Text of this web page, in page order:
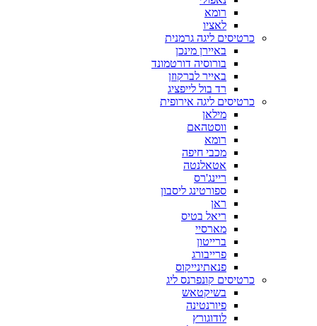
רומא
לאציו
כרטיסים ליגה גרמנית
באיירן מינכן
בורוסיה דורטמונד
באייר לברקוזן
רד בול לייפציג
כרטיסים ליגה אירופית
מילאן
ווסטהאם
רומא
מכבי חיפה
אטאלנטה
ריינג'רס
ספורטינג ליסבון
ראן
ריאל בטיס
מארסיי
ברייטון
פרייבורג
פנאתינייקוס
כרטיסים קונפרנס ליג
בשיקטאש
פיורנטינה
לודוגורץ